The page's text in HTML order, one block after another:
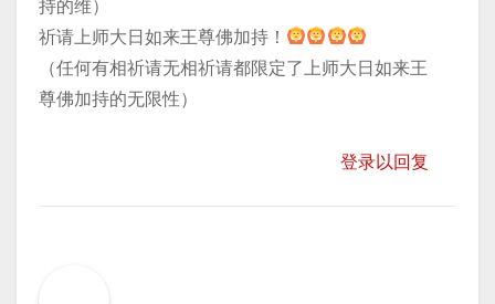
持的维）
祈请上师大日如来王尊佛加持！
（任何有相祈请无相祈请都限定了上师大日如来王
尊佛加持的无限性）
登录以回复